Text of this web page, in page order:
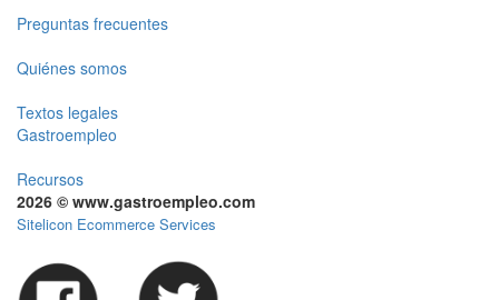
Preguntas frecuentes
Quiénes somos
Textos legales
Gastroempleo
Recursos
2026 © www.gastroempleo.com
Sitelicon Ecommerce Services